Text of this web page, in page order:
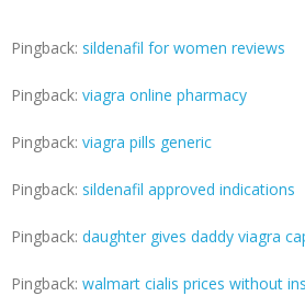
Pingback: sildenafil for women reviews
Pingback: viagra online pharmacy
Pingback: viagra pills generic
Pingback: sildenafil approved indications
Pingback: daughter gives daddy viagra
Pingback: walmart cialis prices without